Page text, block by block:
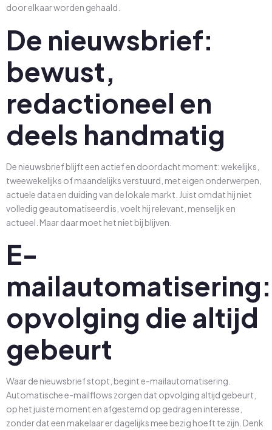
door elkaar worden gehaald.
De nieuwsbrief:
bewust,
redactioneel en
deels handmatig
De nieuwsbrief blijft een actief en doordacht moment: wekelijks,
tweewekelijks of maandelijks verstuurd, met eigen onderwerpen,
actuele data en duiding van de lokale markt. Juist omdat hij niet
volledig geautomatiseerd is, voelt hij relevant, menselijk en
actueel. Maar daar moet het niet bij blijven.
E-
mailautomatisering:
opvolging die altijd
gebeurt
Waar de nieuwsbrief stopt, begint e-mailautomatisering.
Automatische e-mailflows zorgen dat opvolging altijd gebeurt,
op het juiste moment en afgestemd op gedrag en interesse,
zonder dat een makelaar er dagelijks mee bezig hoeft te zijn. Denk